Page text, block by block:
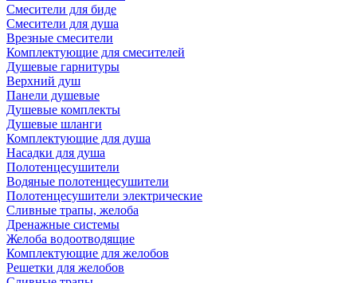
Смесители для биде
Смесители для душа
Врезные смесители
Комплектующие для смесителей
Душевые гарнитуры
Верхний душ
Панели душевые
Душевые комплекты
Душевые шланги
Комплектующие для душа
Насадки для душа
Полотенцесушители
Водяные полотенцесушители
Полотенцесушители электрические
Сливные трапы, желоба
Дренажные системы
Желоба водоотводящие
Комплектующие для желобов
Решетки для желобов